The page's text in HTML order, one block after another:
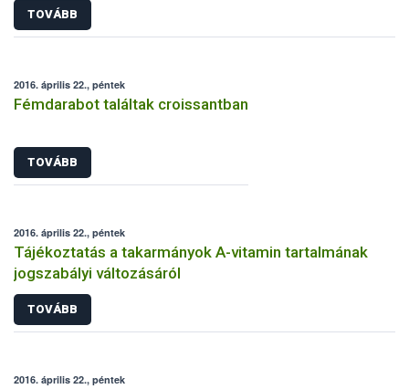
TOVÁBB
2016. április 22., péntek
Fémdarabot találtak croissantban
TOVÁBB
2016. április 22., péntek
Tájékoztatás a takarmányok A-vitamin tartalmának
jogszabályi változásáról
TOVÁBB
2016. április 22., péntek